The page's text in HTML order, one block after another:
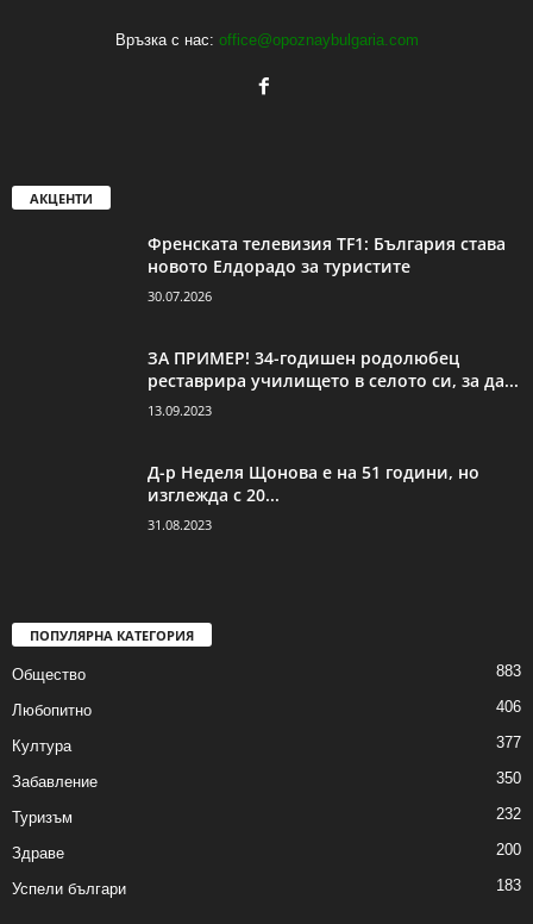
Връзка с нас: office@opoznaybulgaria.com
АКЦЕНТИ
Френската телевизия TF1: България става
новото Елдорадо за туристите
30.07.2026
ЗА ПРИМЕР! 34-годишен родолюбец
реставрира училището в селото си, за да...
13.09.2023
Д-р Неделя Щонова е на 51 години, но
изглежда с 20...
31.08.2023
ПОПУЛЯРНА КАТЕГОРИЯ
Общество 883
Любопитно 406
Култура 377
Забавление 350
Туризъм 232
Здраве 200
Успели българи 183